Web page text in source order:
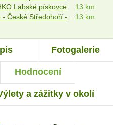
Labské pískovce
13 km
Webkamera Česká Kamenice - České Středohoří - Lužické hory 13 km
Fotogalerie
Hodnocení
a zážitky v okolí